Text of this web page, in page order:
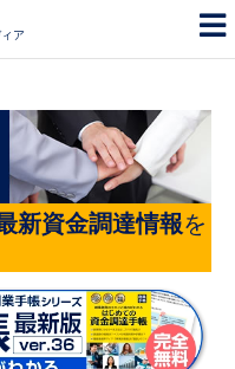
ア
新資金調達情報を